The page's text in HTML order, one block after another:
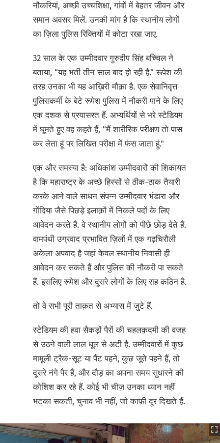
नौकरियां, अच्छी उच्चशिक्षा, गांवों में बेहतर जीवन और
समान अवसर मिलें. उनकी मांग है कि स्थानीय लोगों
का ज़िला पुलिस रिक्तियों में कोटा रखा जाए.
32 साल के एक उम्मीदवार गुरुदीप सिंह बच्चिल ने
बताया, “यह भर्ती तीन साल बाद हो रही है.” रूपेश की
तरह उनका भी यह आख़िरी मौक़ा है. एक सेवानिवृत्त
पुलिसकर्मी के बेटे रूपेश पुलिस में नौकरी पाने के लिए
एक दशक से प्रयासरत हैं. अभ्यर्थियों से भरे स्टेडियम
में घूमते हुए वह कहते हैं, "मैं शारीरिक परीक्षण तो पास
कर लेता हूं पर लिखित परीक्षा में फंस जाता हूं."
एक और समस्या है: अधिकांश उम्मीदवारों की शिकायत
है कि महाराष्ट्र के अच्छे हिस्सों से ठीक-ठाक तैयारी
करके आने वाले साधन संपन्न उम्मीदवार भंडारा और
गोंदिया जैसे पिछड़े इलाक़ों में निकले पदों के लिए
आवेदन करते हैं. वे स्थानीय लोगों को पीछे छोड़ देते हैं.
वामपंथी उग्रवाद प्रभावित ज़िलों में एक गढ़चिरौली
अकेला अपवाद है जहां केवल स्थानीय निवासी ही
आवेदन कर सकते हैं और पुलिस की नौकरी पा सकते
हैं. इसलिए रूपेश और दूसरे लोगों के लिए राह कठिन है.
तो वे सभी पूरी ताक़त से अभ्यास में जुटे हैं.
स्टेडियम की हवा सैकड़ों पैरों की चहलक़दमी की वजह
से उठने वाली लाल धूल से अटी है. उम्मीदवारों में कुछ
मामूली ट्रैक-सूट या पैंट पहने, कुछ जूते पहने हैं, तो
दूसरे नंगे पैर हैं, और दौड़ का अपना समय सुधारने की
कोशिश कर रहे हैं. कोई भी चीज़ उनका ध्यान नहीं
भटका सकती, चुनाव भी नहीं, जो काफ़ी दूर दिखते हैं.